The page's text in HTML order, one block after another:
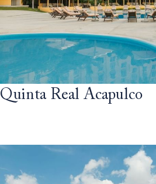
Quinta Real Acapulco